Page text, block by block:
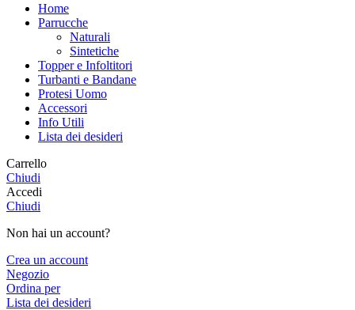
Home
Parrucche
Naturali
Sintetiche
Topper e Infoltitori
Turbanti e Bandane
Protesi Uomo
Accessori
Info Utili
Lista dei desideri
Carrello
Chiudi
Accedi
Chiudi
Non hai un account?
Crea un account
Negozio
Ordina per
Lista dei desideri